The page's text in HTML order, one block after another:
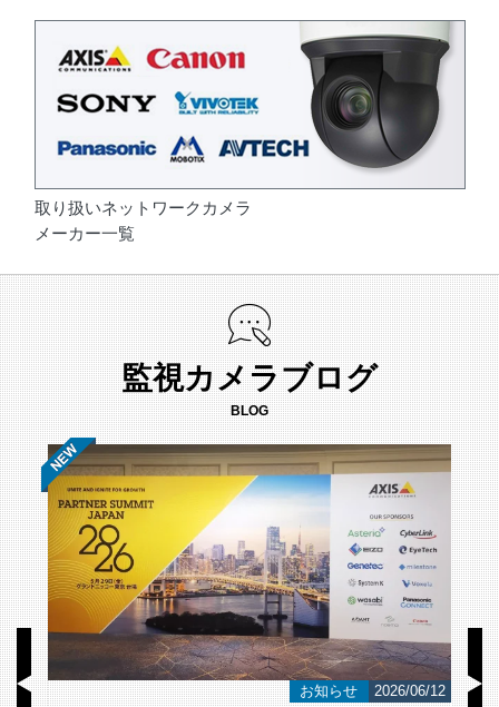
取り扱いネットワークカメラ
メーカー一覧
監視カメラブログ
BLOG
23 お知らせ 2026/06/12